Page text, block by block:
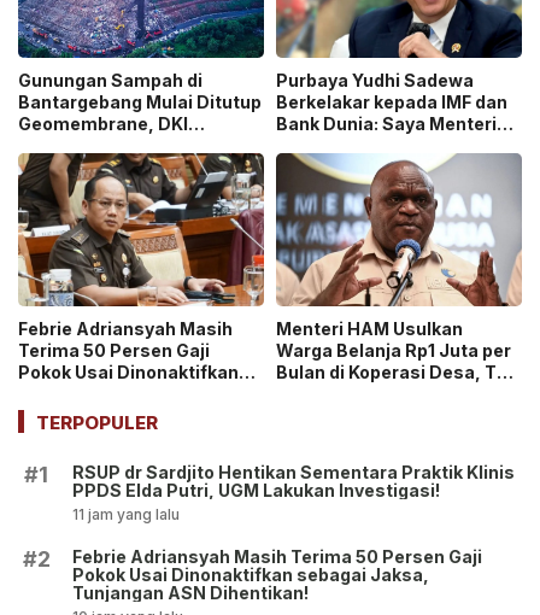
Gunungan Sampah di
Bantargebang Mulai Ditutup
Geomembrane, DKI
Sistem Open Dumping!
Purbaya Yudhi Sadewa
Berkelakar kepada IMF dan
Bank Dunia: Saya Menteri
Beruntung di Dunia!
Febrie Adriansyah Masih
Terima 50 Persen Gaji
Pokok Usai Dinonaktifkan
ASN Dihentikan!
Menteri HAM Usulkan
Warga Belanja Rp1 Juta per
Bulan di Koperasi Desa, Tuai
TERPOPULER
#1
RSUP dr Sardjito Hentikan Sementara Praktik Klinis
PPDS Elda Putri, UGM Lakukan Investigasi!
11 jam yang lalu
#2
Febrie Adriansyah Masih Terima 50 Persen Gaji
Pokok Usai Dinonaktifkan sebagai Jaksa,
Tunjangan ASN Dihentikan!